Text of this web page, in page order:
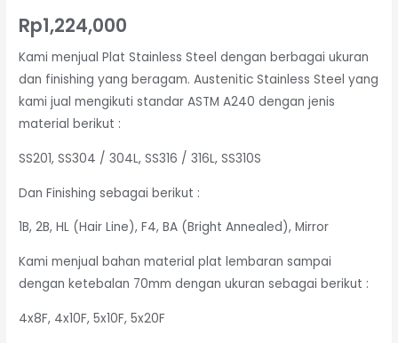
Rp1,224,000
Kami menjual Plat Stainless Steel dengan berbagai ukuran
dan finishing yang beragam. Austenitic Stainless Steel yang
kami jual mengikuti standar ASTM A240 dengan jenis
material berikut :
SS201, SS304 / 304L, SS316 / 316L, SS310S
Dan Finishing sebagai berikut :
1B, 2B, HL (Hair Line), F4, BA (Bright Annealed), Mirror
Kami menjual bahan material plat lembaran sampai
dengan ketebalan 70mm dengan ukuran sebagai berikut :
4x8F, 4x10F, 5x10F, 5x20F